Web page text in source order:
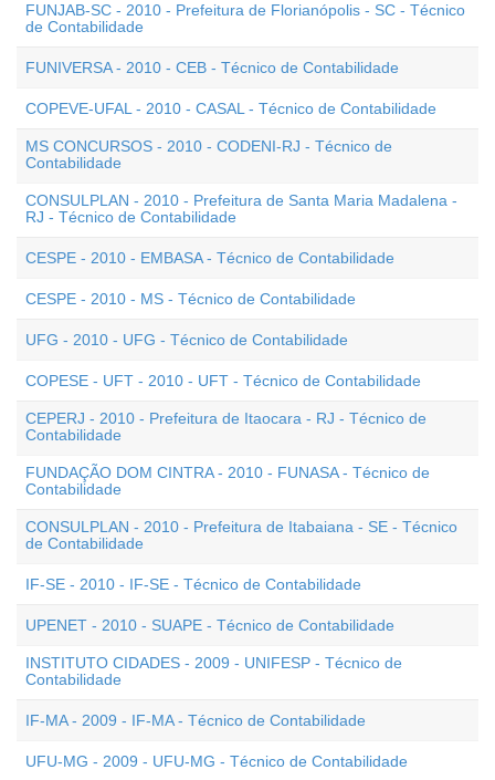
FUNJAB-SC - 2010 - Prefeitura de Florianópolis - SC - Técnico
de Contabilidade
FUNIVERSA - 2010 - CEB - Técnico de Contabilidade
COPEVE-UFAL - 2010 - CASAL - Técnico de Contabilidade
MS CONCURSOS - 2010 - CODENI-RJ - Técnico de
Contabilidade
CONSULPLAN - 2010 - Prefeitura de Santa Maria Madalena -
RJ - Técnico de Contabilidade
CESPE - 2010 - EMBASA - Técnico de Contabilidade
CESPE - 2010 - MS - Técnico de Contabilidade
UFG - 2010 - UFG - Técnico de Contabilidade
COPESE - UFT - 2010 - UFT - Técnico de Contabilidade
CEPERJ - 2010 - Prefeitura de Itaocara - RJ - Técnico de
Contabilidade
FUNDAÇÃO DOM CINTRA - 2010 - FUNASA - Técnico de
Contabilidade
CONSULPLAN - 2010 - Prefeitura de Itabaiana - SE - Técnico
de Contabilidade
IF-SE - 2010 - IF-SE - Técnico de Contabilidade
UPENET - 2010 - SUAPE - Técnico de Contabilidade
INSTITUTO CIDADES - 2009 - UNIFESP - Técnico de
Contabilidade
IF-MA - 2009 - IF-MA - Técnico de Contabilidade
UFU-MG - 2009 - UFU-MG - Técnico de Contabilidade